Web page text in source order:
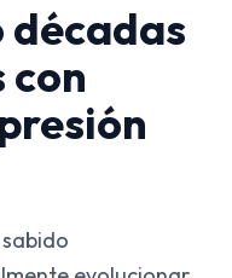
décadas
con